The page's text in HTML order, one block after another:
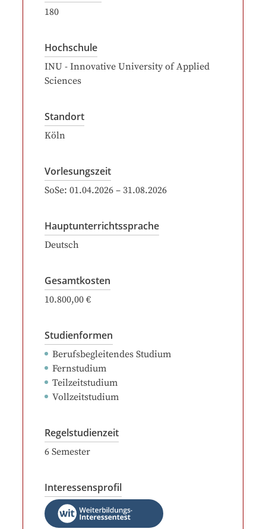
180
Hochschule
INU - Innovative University of Applied
Sciences
Standort
Köln
Vorlesungszeit
SoSe: 01.04.2026 – 31.08.2026
Hauptunterrichtssprache
Deutsch
Gesamtkosten
10.800,00 €
Studienformen
Berufsbegleitendes Studium
Fernstudium
Teilzeitstudium
Vollzeitstudium
Regelstudienzeit
6 Semester
Interessensprofil